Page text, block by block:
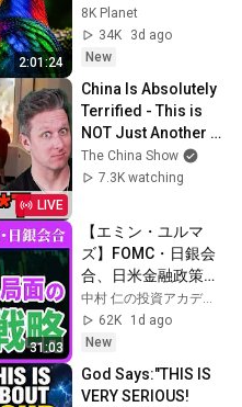
2:01:24
240fps Dolby Vision
(4K Video • 8K
ULTRA HD TV)
8K Planet
34K
3d ago
New
LIVE
China Is Absolutely
Terrified - This is
NOT Just Another
Explosion -
Episode #327
The China Show
7.3K watching
31:03
【エミン・ユルマ
ズ】FOMC・日銀会
合、日米金融政策の
行方は?ドル円170円
の条件と金利上昇局
面の投資戦略
中村 仁の投資アカデミー / ブルーモ証券
62K
1d ago
New
God Says:"THIS IS
VERY SERIOUS!